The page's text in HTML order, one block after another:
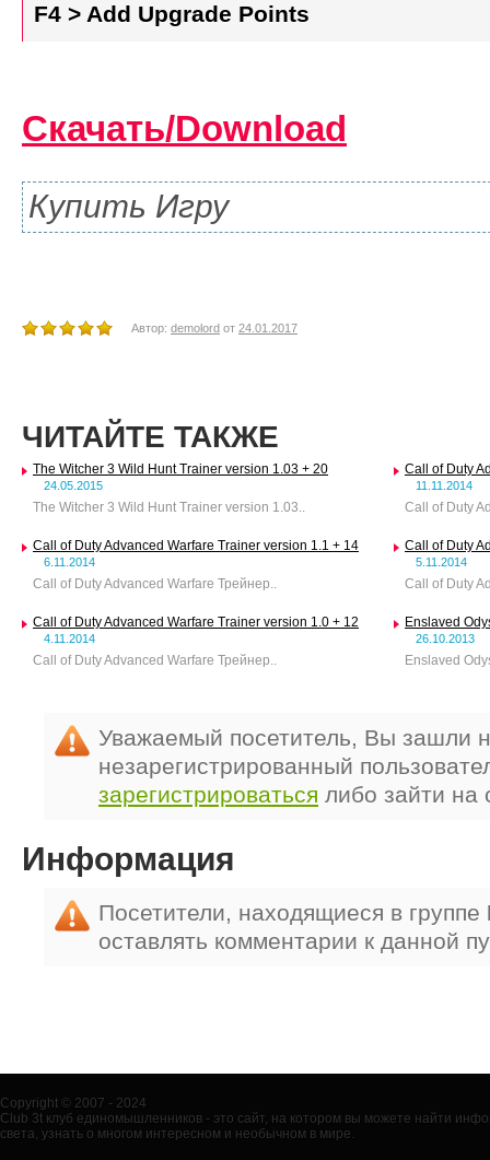
F4 > Add Upgrade Points
Скачать/Download
Купить Игру
Автор: demolord от 24.01.2017
ЧИТАЙТЕ ТАКЖЕ
The Witcher 3 Wild Hunt Trainer version 1.03 + 20
24.05.2015
The Witcher 3 Wild Hunt Trainer version 1.03..
Call of Duty
11.11.2014
Call of Duty
Call of Duty Advanced Warfare Trainer version 1.1 + 14
6.11.2014
Call of Duty Advanced Warfare Трейнер..
Call of Duty
5.11.2014
Call of Duty
Call of Duty Advanced Warfare Trainer version 1.0 + 12
4.11.2014
Call of Duty Advanced Warfare Трейнер..
Enslaved
26.10.2013
Enslaved
Уважаемый посетитель, Вы зашли
незарегистрированный
зарегистрироваться либо зайти на
Информация
Посетители, находящиеся в группе
оставлять комментарии к данной
Copyright © 2007 - 2024
Club 3t клуб единомышленников - это сайт, на котором вы можете найти
света, узнать о многом интересном и необычном в мире.